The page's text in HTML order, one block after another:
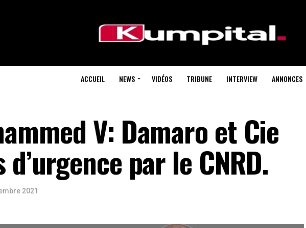
ACCUEIL NEWS VIDÉOS TRIBUNE INTERVIEW ANNONCES
V: Damaro et Cie
d’urgence par le CNRD.
2021